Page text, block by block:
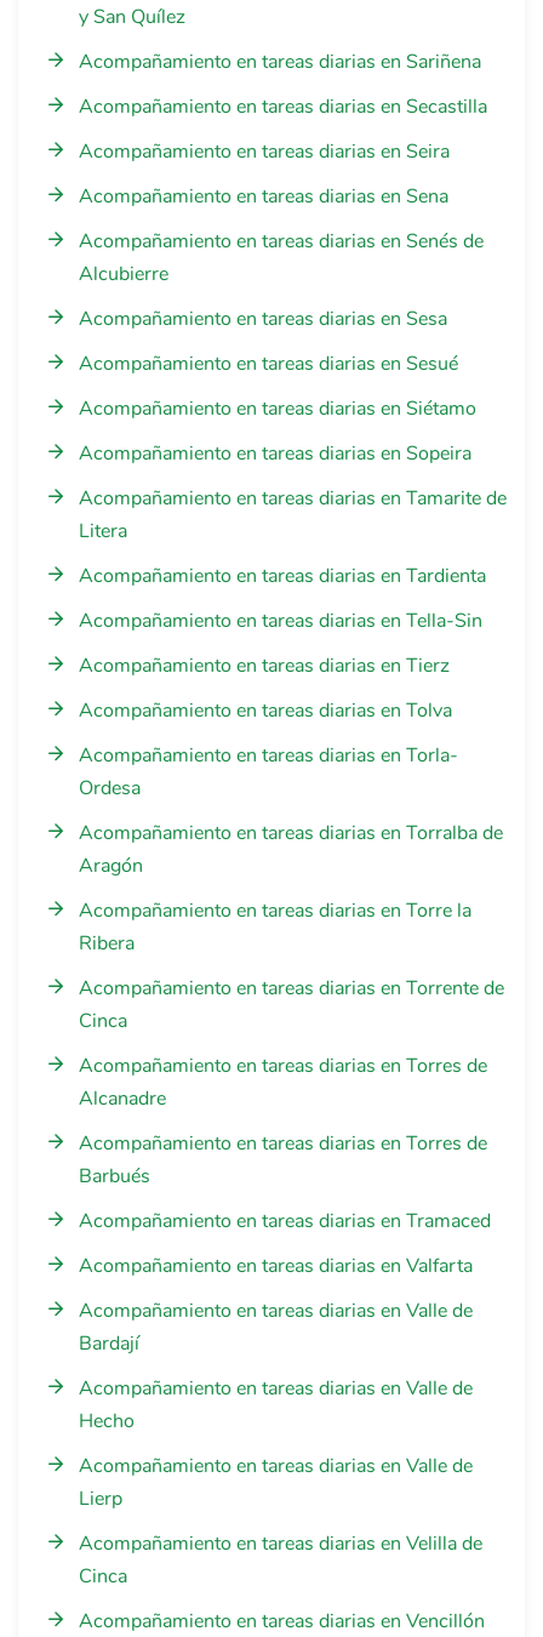
y San Quílez
Acompañamiento en tareas diarias en Sariñena
Acompañamiento en tareas diarias en Secastilla
Acompañamiento en tareas diarias en Seira
Acompañamiento en tareas diarias en Sena
Acompañamiento en tareas diarias en Senés de
Alcubierre
Acompañamiento en tareas diarias en Sesa
Acompañamiento en tareas diarias en Sesué
Acompañamiento en tareas diarias en Siétamo
Acompañamiento en tareas diarias en Sopeira
Acompañamiento en tareas diarias en Tamarite de
Litera
Acompañamiento en tareas diarias en Tardienta
Acompañamiento en tareas diarias en Tella-Sin
Acompañamiento en tareas diarias en Tierz
Acompañamiento en tareas diarias en Tolva
Acompañamiento en tareas diarias en Torla-
Ordesa
Acompañamiento en tareas diarias en Torralba de
Aragón
Acompañamiento en tareas diarias en Torre la
Ribera
Acompañamiento en tareas diarias en Torrente de
Cinca
Acompañamiento en tareas diarias en Torres de
Alcanadre
Acompañamiento en tareas diarias en Torres de
Barbués
Acompañamiento en tareas diarias en Tramaced
Acompañamiento en tareas diarias en Valfarta
Acompañamiento en tareas diarias en Valle de
Bardají
Acompañamiento en tareas diarias en Valle de
Hecho
Acompañamiento en tareas diarias en Valle de
Lierp
Acompañamiento en tareas diarias en Velilla de
Cinca
Acompañamiento en tareas diarias en Vencillón